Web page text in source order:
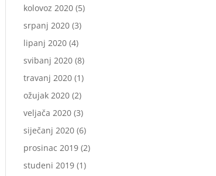
kolovoz 2020 (5)
srpanj 2020 (3)
lipanj 2020 (4)
svibanj 2020 (8)
travanj 2020 (1)
ožujak 2020 (2)
veljača 2020 (3)
siječanj 2020 (6)
prosinac 2019 (2)
studeni 2019 (1)